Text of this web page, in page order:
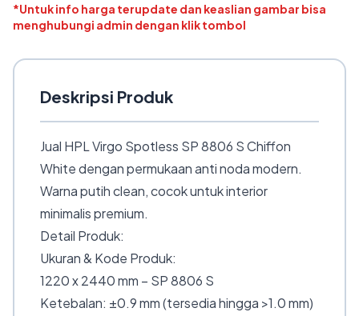
*Untuk info harga terupdate dan keaslian gambar bisa
menghubungi admin dengan klik tombol
Deskripsi Produk
Jual HPL Virgo Spotless SP 8806 S Chiffon
White dengan permukaan anti noda modern.
Warna putih clean, cocok untuk interior
minimalis premium.
Detail Produk:
Ukuran & Kode Produk:
1220 x 2440 mm – SP 8806 S
Ketebalan: ±0.9 mm (tersedia hingga >1.0 mm)